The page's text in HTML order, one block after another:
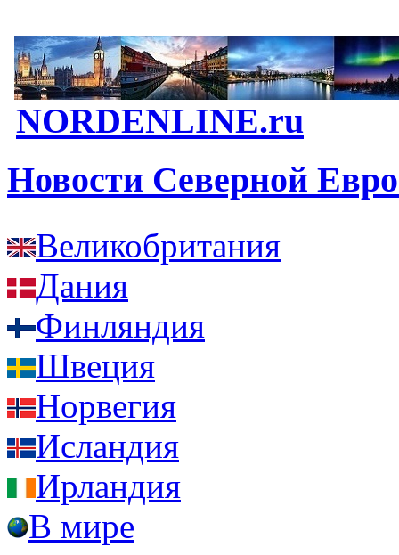
NORDENLINE.ru
Новости Северной
Великобритания
Дания
Финляндия
Швеция
Норвегия
Исландия
Ирландия
В мире